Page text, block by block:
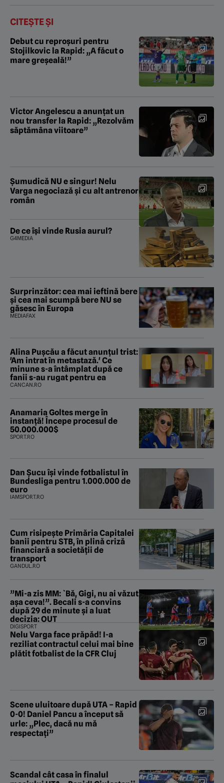
CITEȘTE ȘI
Debut cu reproșuri pentru
Stojilkovic la Rapid: „A făcut o
mare greșeală!”
Victor Angelescu a anunțat un
nou transfer la Rapid: „Rezolvăm
săptămâna viitoare”
Şumudică NU e singur! Nelu
Varga negociază şi cu alt antrenor
român
De ce își vinde Rusia aurul?
G4MEDIA
Surprinzător: cea mai ieftină bere
și cea mai scumpă bere NU se
găsesc în Europa
MEDIAFAX
Alina Pușcău a făcut anunțul trist:
'Am intrat în metastază.' Ce
minune s-a întâmplat după ce
fanii s-au rugat pentru ea
CANCAN.RO
Anamaria Goltes merge în
instanță! Începe procesul de
50.000.000$
SPORT.RO
Dan Șucu își vinde fotbalistul în
Bundesliga pentru 1.000.000 de
euro
IAMSPORT.RO
Cum risipește Primăria Capitalei
banii pentru STB, în plină criză
financiară a societății de
transport
GANDUL.RO
”Mi-a zis MM: `Bă, Gigi, nu ai văzut
așa ceva!”. Becali s-a convins
după 29 de minute și a luat
decizia: OUT
DIGISPORT
Nelu Varga face prăpăd! I-a
reziliat contractul celui mai bine
plătit fotbalist de la CFR Cluj
Scene uluitoare după UTA – Rapid
0-0! Daniel Pancu a început să
urle: „Plec, dacă nu mă
respectați”
Scandal cât casa în finalul